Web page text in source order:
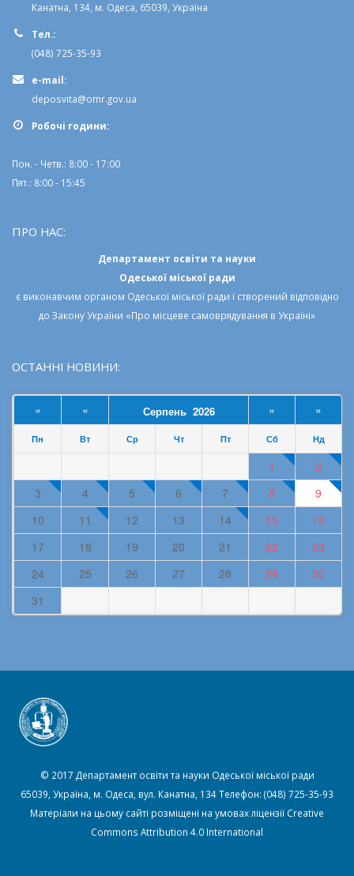
Канатна, 134, м. Одеса, 65039, Україна
Тел.:
(048) 725-35-93
e-mail:
deposvita@omr.gov.ua
Робочi години:
Пон. - Четв.: 8:00 - 17:00
Пят.: 8:00 - 15:45
ПРО НАС:
Департамент освіти та науки
Одеської міської ради
є виконавчим органом Одеської міської ради і створений відповідно
до Закону України «Про місцеве самоврядування в Україні»
ОСТАННІ НОВИНИ:
« « Серпень 2026 » »
Пн Вт Ср Чт Пт Сб Нд
1
2
3
4 5 6 7 8
9
10
11 12 13 14 15
16
17
18 19 20 21 22
23
24
25 26 27 28 29
30
31
© 2017 Департамент освіти та науки Одеської міської ради
65039, Україна, м. Одеса, вул. Канатна, 134 Телефон: (048) 725-35-93
Матеріали на цьому сайті розміщені на умовах ліцензії Creative
Commons Attribution 4.0 International